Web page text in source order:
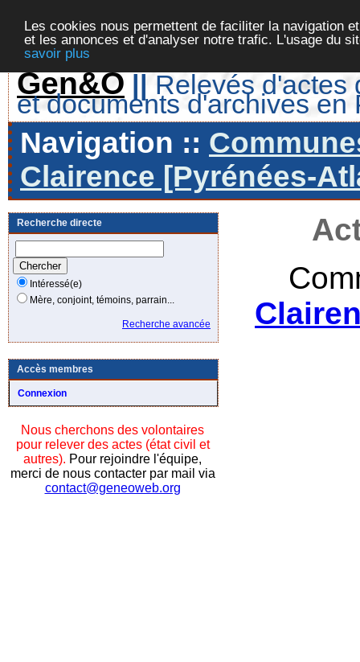
Les cookies nous permettent de faciliter la navigation
et les annonces et d'analyser notre trafic. L'usage du
savoir plus
Gen&O || Relevés d'actes
et documents d'archives en
Navigation ::
Clairence [Pyrénées-
Recherche directe
Intéressé(e)
Mère, conjoint, témoins, parrain...
Recherche avancée
Accès membres
Connexion
Nous cherchons des volontaires
pour relever des actes (état civil et
autres). Pour rejoindre l'équipe,
merci de nous contacter par mail via
contact@geneoweb.org